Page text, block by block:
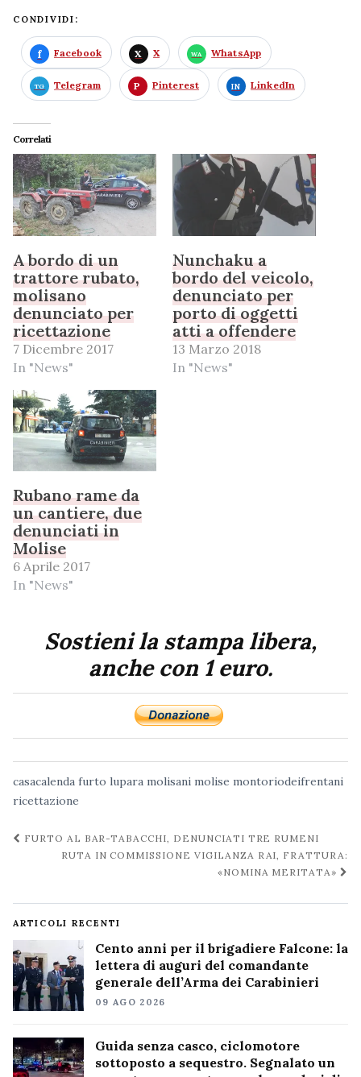
CONDIVIDI:
Facebook X WhatsApp
Telegram Pinterest LinkedIn
Correlati
A bordo di un
trattore rubato,
molisano
denunciato per
ricettazione
7 Dicembre 2017
In "News"
Nunchaku a
bordo del veicolo,
denunciato per
porto di oggetti
atti a offendere
13 Marzo 2018
In "News"
Rubano rame da
un cantiere, due
denunciati in
Molise
6 Aprile 2017
In "News"
Sostieni la stampa libera,
anche con 1 euro.
casacalenda furto lupara molisani molise montoriodeifrentani
ricettazione
Navigazione
FURTO AL BAR-TABACCHI, DENUNCIATI TRE RUMENI
RUTA IN COMMISSIONE VIGILANZA RAI, FRATTURA:
«NOMINA MERITATA»
ARTICOLI RECENTI
Cento anni per il brigadiere Falcone: la
lettera di auguri del comandante
generale dell’Arma dei Carabinieri
09 AGO 2026
Guida senza casco, ciclomotore
sottoposto a sequestro. Segnalato un